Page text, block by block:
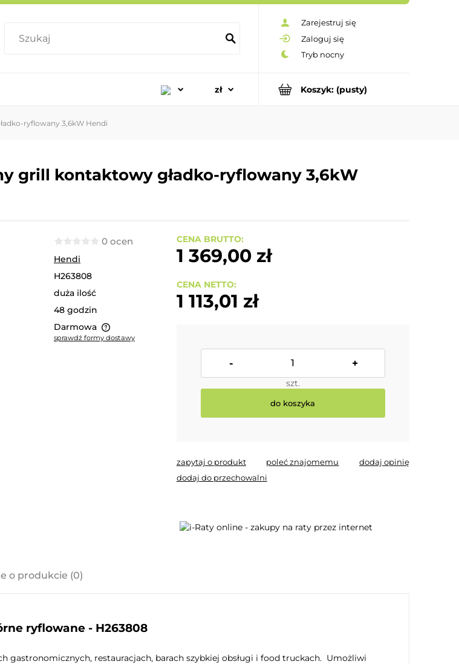
Zarejestruj się
Zaloguj się
Koszyk: (pusty)
ryflowany 3,6kW Hendi
grill kontaktowy gładko-ryflowany 3,6kW
0 ocen
Hendi
H263808
duża ilość
48 godzin
Darmowa
sprawdź formy dostawy
CENA BRUTTO:
1 369,00 zł
CENA NETTO:
1 113,01 zł
- +
szt.
do koszyka
zapytaj o produkt poleć znajomemu
dodaj opinię
dodaj do przechowalni
o produkcie (0)
ryflowane - H263808
gastronomicznych, restauracjach, barach szybkiej obsługi i food truckach. Umożliwi